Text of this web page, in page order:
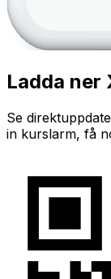
Ladda ner
Se
in kurslarm, få